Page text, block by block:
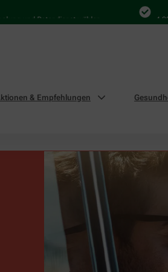
Botendienst wählen 4.000 Mal
& Empfehlungen